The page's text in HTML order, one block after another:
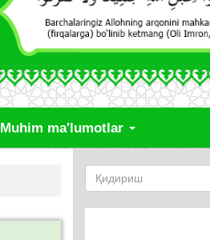
Muhim ma'lumotlar